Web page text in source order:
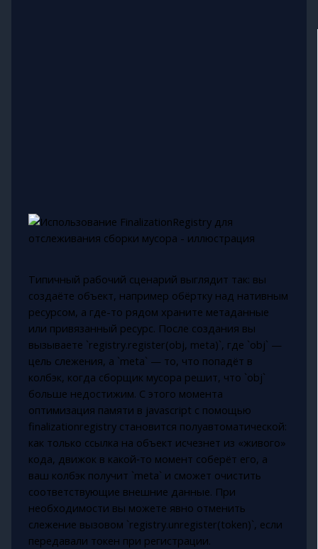
Типичный рабочий сценарий выглядит так: вы
создаёте объект, например обёртку над нативным
ресурсом, а где-то рядом храните метаданные
или привязанный ресурс. После создания вы
вызываете `registry.register(obj, meta)`, где `obj` —
цель слежения, а `meta` — то, что попадёт в
колбэк, когда сборщик мусора решит, что `obj`
больше недостижим. С этого момента
оптимизация памяти в javascript с помощью
finalizationregistry становится полуавтоматической:
как только ссылка на объект исчезнет из «живого»
кода, движок в какой‑то момент соберёт его, а
ваш колбэк получит `meta` и сможет очистить
соответствующие внешние данные. При
необходимости вы можете явно отменить
слежение вызовом `registry.unregister(token)`, если
передавали токен при регистрации.